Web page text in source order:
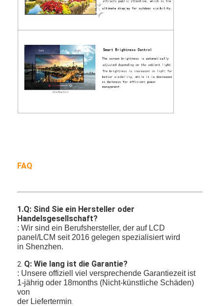
FAQ
1.Q: Sind Sie ein Hersteller oder
Handelsgesellschaft?
: Wir sind ein Berufshersteller, der auf LCD
panel/LCM seit 2016 gelegen spezialisiert wird
in Shenzhen.
2. Q: Wie lang ist die Garantie?
: Unsere offiziell viel versprechende Garantiezeit ist
1-jährig oder 18months (Nicht-künstliche Schäden)
von
der Liefertermin